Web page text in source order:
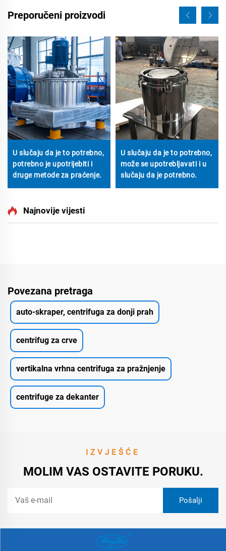
Preporučeni proizvodi
U slučaju da je to potrebno,
potrebno je upotrijebiti i
druge metode za praćenje.
U slučaju da je to potrebno,
može se upotrebljavati i u
slučaju da je potrebno.
Najnovije vijesti
Povezana pretraga
auto-skraper, centrifuga za donji prah
centrifug za crve
vertikalna vrhna centrifuga za pražnjenje
centrifuge za dekanter
IZVJEŠĆE
MOLIM VAS OSTAVITE PORUKU.